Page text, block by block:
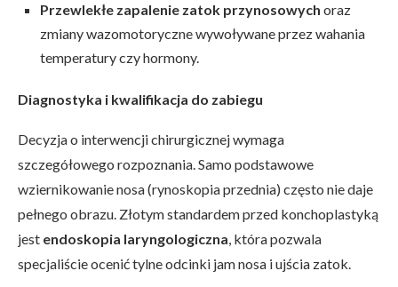
Przewlekłe zapalenie zatok przynosowych oraz
zmiany wazomotoryczne wywoływane przez wahania
temperatury czy hormony.
Diagnostyka i kwalifikacja do zabiegu
Decyzja o interwencji chirurgicznej wymaga
szczegółowego rozpoznania. Samo podstawowe
wziernikowanie nosa (rynoskopia przednia) często nie daje
pełnego obrazu. Złotym standardem przed konchoplastyką
jest endoskopia laryngologiczna, która pozwala
specjaliście ocenić tylne odcinki jam nosa i ujścia zatok.